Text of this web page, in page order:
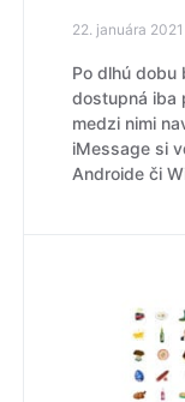
22. januára 2021
Po dlhú dobu
dostupná iba
medzi nimi
iMessage si
Androide či